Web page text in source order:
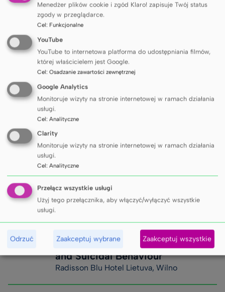
INNE WYDARZENIA
Konferencja ESSSB 2026 - 21st
European Symposium on Suicide
and Suicidal Behaviour
Radisson Blu Hotel Lietuva, Wilno
Menedżer plików cookie i zgód Klaro! zapisuje Twój status
zgody w przeglądarce.
Cel: Funkcjonalne
YouTube
YouTube to internetowa platforma do udostępniania filmów,
której właścicielem jest Google.
Cel: Osadzanie zawartości zewnętrznej
Google Analytics
Monitoruje wizyty na stronie internetowej w ramach działania
usługi.
Cel: Analityczne
Clarity
Monitoruje wizyty na stronie internetowej w ramach działania
usługi.
Cel: Analityczne
Przełącz wszystkie usługi
Użyj tego przełącznika, aby włączyć/wyłączyć wszystkie
usługi.
Odrzuć Zaakceptuj wybrane Zaakceptuj wszystkie